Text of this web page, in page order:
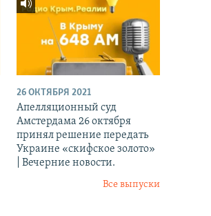
26 ОКТЯБРЯ 2021
Апелляционный суд
Амстердама 26 октября
принял решение передать
Украине «скифское золото»
| Вечерние новости.
Все выпуски